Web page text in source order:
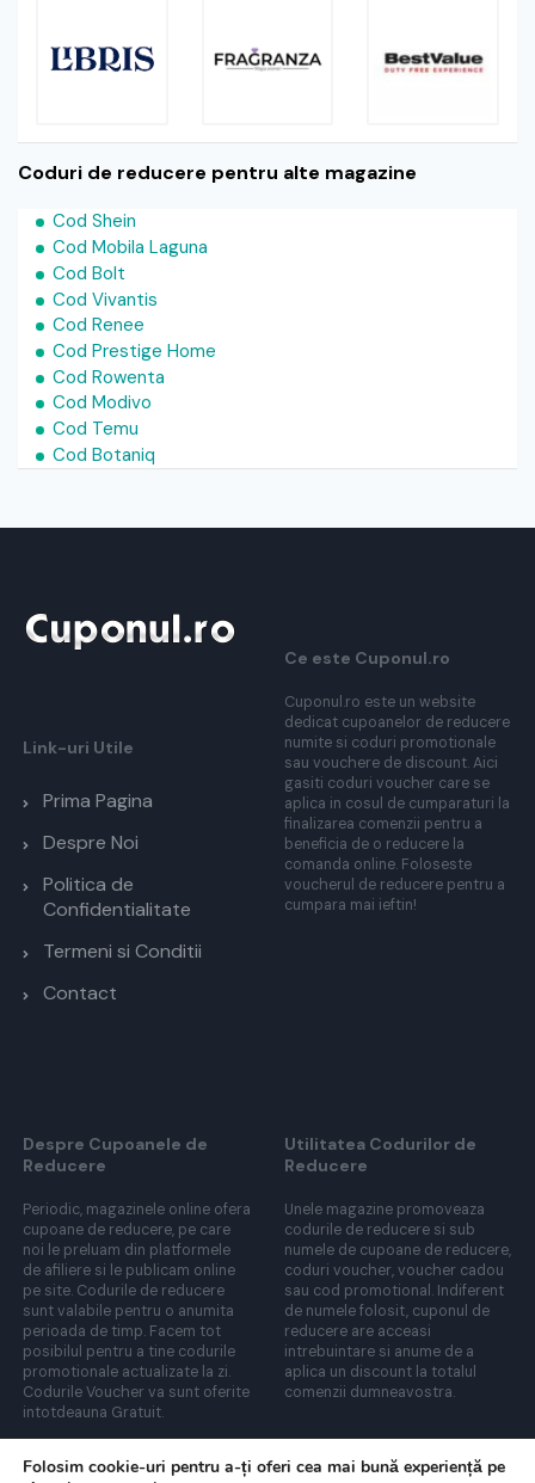
Coduri de reducere pentru alte magazine
Cod Shein
Cod Mobila Laguna
Cod Bolt
Cod Vivantis
Cod Renee
Cod Prestige Home
Cod Rowenta
Cod Modivo
Cod Temu
Cod Botaniq
Link-uri Utile
Prima Pagina
Despre Noi
Politica de
Confidentialitate
Termeni si Conditii
Contact
Ce este Cuponul.ro
Cuponul.ro este un website
dedicat cupoanelor de reducere
numite si coduri promotionale
sau vouchere de discount. Aici
gasiti coduri voucher care se
aplica in cosul de cumparaturi la
finalizarea comenzii pentru a
beneficia de o reducere la
comanda online. Foloseste
voucherul de reducere pentru a
cumpara mai ieftin!
Despre Cupoanele de
Reducere
Periodic, magazinele online ofera
cupoane de reducere, pe care
noi le preluam din platformele
de afiliere si le publicam online
pe site. Codurile de reducere
sunt valabile pentru o anumita
perioada de timp. Facem tot
posibilul pentru a tine codurile
promotionale actualizate la zi.
Codurile Voucher va sunt oferite
intotdeauna Gratuit.
Utilitatea Codurilor de
Reducere
Unele magazine promoveaza
codurile de reducere si sub
numele de cupoane de reducere,
coduri voucher, voucher cadou
sau cod promotional. Indiferent
de numele folosit, cuponul de
reducere are acceasi
intrebuintare si anume de a
aplica un discount la totalul
comenzii dumneavostra.
Folosim cookie-uri pentru a-ți oferi cea mai bună experiență pe